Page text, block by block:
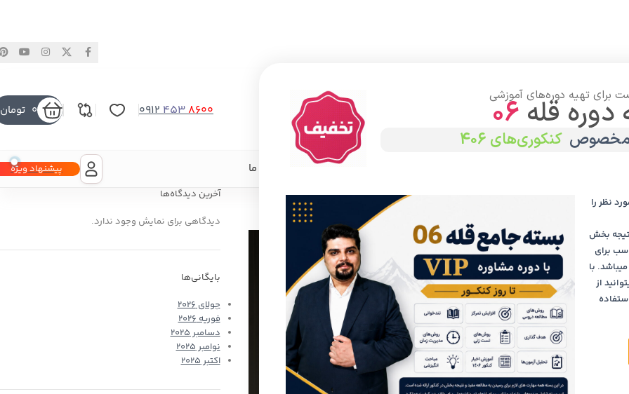
برای تهیه دوره‌های آموزشی
قله 06
مخصوص کنکوری‌های 406
نظر را
بخش
برای
با
میتوانید از
09124538600
0 تومان
رزرو جلسه رایگان با مدیران و مشاوران تماس با ما درباره ما پیشنهاد ویژه
جریان آخرین برنامه‌ها،
آخرین دیدگاه‌ها
دیدگاهی برای نمایش وجود ندارد.
بایگانی‌ها
جولای 2026
فوریه 2026
دسامبر 2025
نوامبر 2025
اکتبر 2025